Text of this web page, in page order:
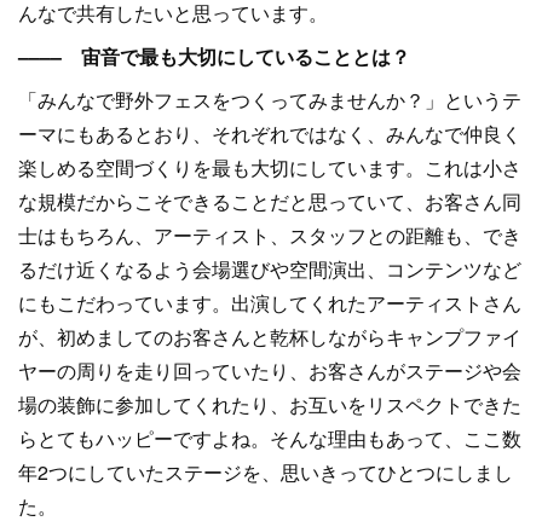
んなで共有したいと思っています。
–––– 宙音で最も大切にしていることとは？
「みんなで野外フェスをつくってみませんか？」というテ
ーマにもあるとおり、それぞれではなく、みんなで仲良く
楽しめる空間づくりを最も大切にしています。これは小さ
な規模だからこそできることだと思っていて、お客さん同
士はもちろん、アーティスト、スタッフとの距離も、でき
るだけ近くなるよう会場選びや空間演出、コンテンツなど
にもこだわっています。出演してくれたアーティストさん
が、初めましてのお客さんと乾杯しながらキャンプファイ
ヤーの周りを走り回っていたり、お客さんがステージや会
場の装飾に参加してくれたり、お互いをリスペクトできた
らとてもハッピーですよね。そんな理由もあって、ここ数
年2つにしていたステージを、思いきってひとつにしまし
た。